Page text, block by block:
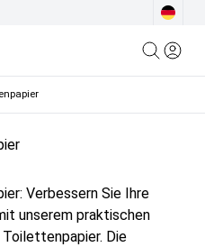
Verbessern Sie Ihre
unserem praktischen
Die